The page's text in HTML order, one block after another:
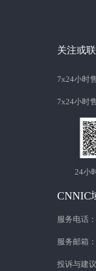
关注或
7x24小时
7x24小时
24小
CNNIC
服务电话：
服务邮箱：
投诉与建议